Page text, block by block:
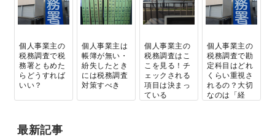
個人事業主の
税務調査で税
務署ともめた
らどうすれば
いい？
個人事業主は
帳簿が無い・
紛失したとき
には税務調査
対策すべき
個人事業主の
税務調査はこ
こを見る！チ
ェックされる
項目は決まっ
ている
個人事業主の
税務調査で勘
定科目はどれ
くらい重視さ
れるの？大切
なのは「経
費...
最新記事